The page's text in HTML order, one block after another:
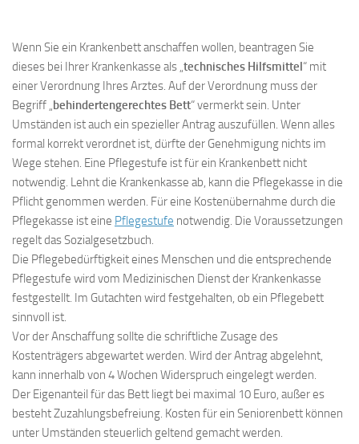
Wenn Sie ein Krankenbett anschaffen wollen, beantragen Sie
dieses bei Ihrer Krankenkasse als „technisches Hilfsmittel“ mit
einer Verordnung Ihres Arztes. Auf der Verordnung muss der
Begriff „behindertengerechtes Bett“ vermerkt sein. Unter
Umständen ist auch ein spezieller Antrag auszufüllen. Wenn alles
formal korrekt verordnet ist, dürfte der Genehmigung nichts im
Wege stehen. Eine Pflegestufe ist für ein Krankenbett nicht
notwendig. Lehnt die Krankenkasse ab, kann die Pflegekasse in die
Pflicht genommen werden. Für eine Kostenübernahme durch die
Pflegekasse ist eine Pflegestufe notwendig. Die Voraussetzungen
regelt das Sozialgesetzbuch.
Die Pflegebedürftigkeit eines Menschen und die entsprechende
Pflegestufe wird vom Medizinischen Dienst der Krankenkasse
festgestellt. Im Gutachten wird festgehalten, ob ein Pflegebett
sinnvoll ist.
Vor der Anschaffung sollte die schriftliche Zusage des
Kostenträgers abgewartet werden. Wird der Antrag abgelehnt,
kann innerhalb von 4 Wochen Widerspruch eingelegt werden.
Der Eigenanteil für das Bett liegt bei maximal 10 Euro, außer es
besteht Zuzahlungsbefreiung. Kosten für ein Seniorenbett können
unter Umständen steuerlich geltend gemacht werden.